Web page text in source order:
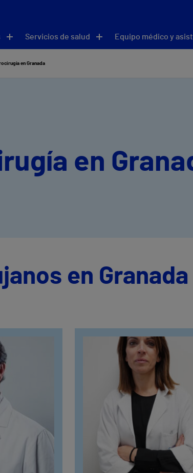
Servicios de salud Equipo médico y
en Granada
en
en Granada